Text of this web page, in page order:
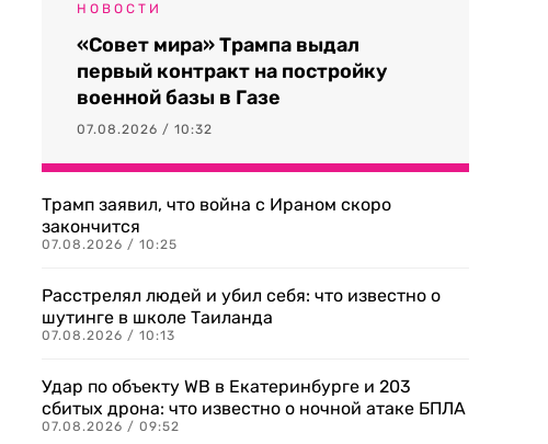
НОВОСТИ
«Совет мира» Трампа выдал
первый контракт на постройку
военной базы в Газе
07.08.2026 / 10:32
Трамп заявил, что война с Ираном скоро
закончится
07.08.2026 / 10:25
Расстрелял людей и убил себя: что известно о
шутинге в школе Таиланда
07.08.2026 / 10:13
Удар по объекту WB в Екатеринбурге и 203
сбитых дрона: что известно о ночной атаке БПЛА
07.08.2026 / 09:52